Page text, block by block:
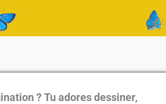
? Tu adores dessiner,